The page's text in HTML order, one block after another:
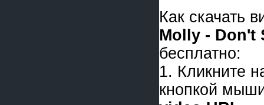
Как скачать
Molly - Don't
бесплатно:
1. Кликните
кнопкой